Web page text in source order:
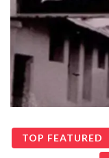
TOP FEATURED